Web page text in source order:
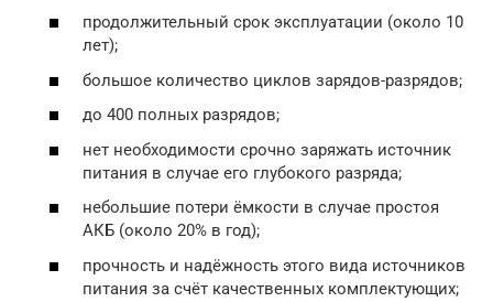
продолжительный срок эксплуатации (около 10
лет);
большое количество циклов зарядов-разрядов;
до 400 полных разрядов;
нет необходимости срочно заряжать источник
питания в случае его глубокого разряда;
небольшие потери ёмкости в случае простоя
АКБ (около 20% в год);
прочность и надёжность этого вида источников
питания за счёт качественных комплектующих;